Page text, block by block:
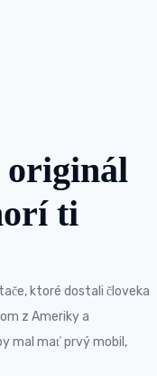
originál
ti
ktoré dostali človeka
z Ameriky a
mal mať prvý mobil,